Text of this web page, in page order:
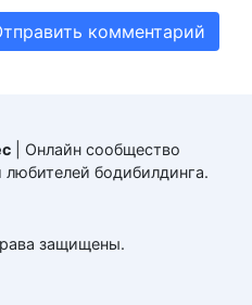
| Онлайн сообщество
бодибилдинга.
защищены.